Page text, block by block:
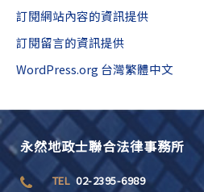
訂閱網站內容的資訊提供
訂閱留言的資訊提供
WordPress.org 台灣繁體中文
永然地政士聯合法律事務所
TEL02-2395-6989